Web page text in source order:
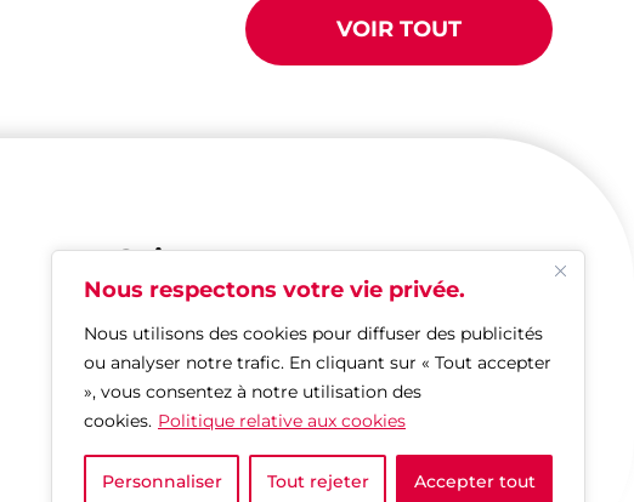
Nous respectons votre vie privée.
Nous utilisons des cookies pour diffuser des publicités
ou analyser notre trafic. En cliquant sur « Tout accepter
», vous consentez à notre utilisation des
cookies. Politique relative aux cookies
Personnaliser Tout rejeter Accepter tout
VOIR TOUT
Suivez nous
  
